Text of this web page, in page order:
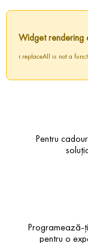
Widget rendering
r.replaceAll is not a
Pentru
Programează-
pentru o